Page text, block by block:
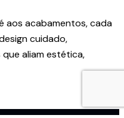
aos acabamentos, cada
cuidado,
aliam estética,